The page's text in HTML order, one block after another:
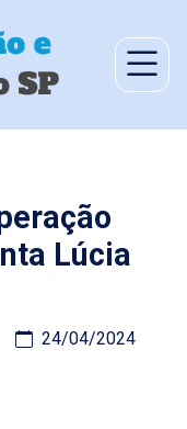
Lúcia
24/04/2024